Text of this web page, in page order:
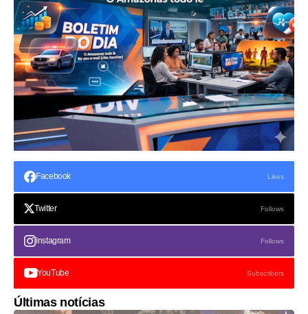
Facebook Likes
Twitter Follows
Instagram Follows
YouTube Subscribers
Últimas notícias